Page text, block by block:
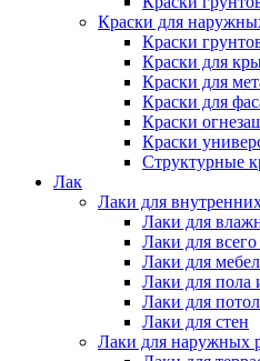
Краски для
Краски
Краски для
Краски для
Краски для
Краски
Краски
Структурные
Лак
Лаки для
Лаки для
Лаки для всего
Лаки для
Лаки для пола
Лаки для
Лаки для стен
Лаки для наружных